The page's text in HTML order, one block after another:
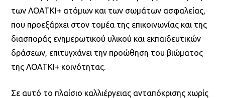
των ΛΟΑΤΚΙ+ ατόμων και των σωμάτων ασφαλείας,
που προεξάρχει στον τομέα της επικοινωνίας και της
διασποράς ενημερωτικού υλικού και εκπαιδευτικών
δράσεων, επιτυγχάνει την προώθηση του βιώματος
της ΛΟΑΤΚΙ+ κοινότητας.
Σε αυτό το πλαίσιο καλλιέργειας ανταπόκρισης χωρίς